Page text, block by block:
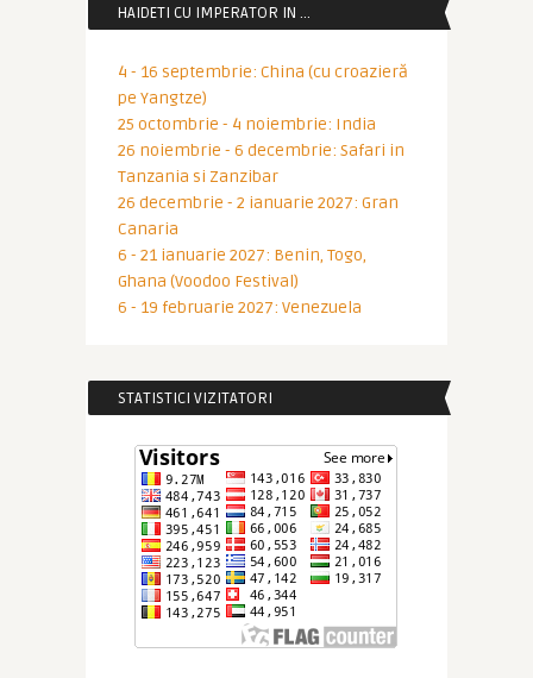
HAIDETI CU IMPERATOR IN …
4 - 16 septembrie: China (cu croazieră
pe Yangtze)
25 octombrie - 4 noiembrie: India
26 noiembrie - 6 decembrie: Safari in
Tanzania si Zanzibar
26 decembrie - 2 ianuarie 2027: Gran
Canaria
6 - 21 ianuarie 2027: Benin, Togo,
Ghana (Voodoo Festival)
6 - 19 februarie 2027: Venezuela
STATISTICI VIZITATORI